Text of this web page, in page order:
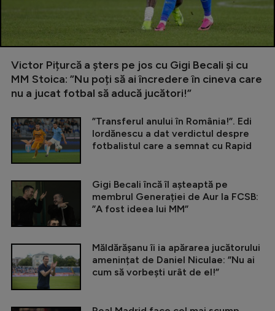
Victor Pițurcă a șters pe jos cu Gigi Becali și cu
MM Stoica: ”Nu poți să ai încredere în cineva care
nu a jucat fotbal să aducă jucători!”
”Transferul anului în România!”. Edi
Iordănescu a dat verdictul despre
fotbalistul care a semnat cu Rapid
Gigi Becali încă îl așteaptă pe
membrul Generației de Aur la FCSB:
”A fost ideea lui MM”
Măldărășanu îi ia apărarea jucătorului
amenințat de Daniel Niculae: ”Nu ai
cum să vorbești urât de el!”